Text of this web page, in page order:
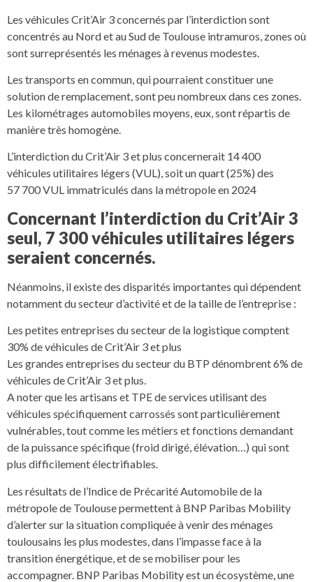
Les véhicules Crit’Air 3 concernés par l’interdiction sont
concentrés au Nord et au Sud de Toulouse intramuros, zones où
sont surreprésentés les ménages à revenus modestes.
Les transports en commun, qui pourraient constituer une
solution de remplacement, sont peu nombreux dans ces zones.
Les kilométrages automobiles moyens, eux, sont répartis de
manière très homogène.
L’interdiction du Crit’Air 3 et plus concernerait 14 400
véhicules utilitaires légers (VUL), soit un quart (25%) des
57 700 VUL immatriculés dans la métropole en 2024
Concernant l’interdiction du Crit’Air 3
seul, 7 300 véhicules utilitaires légers
seraient concernés.
Néanmoins, il existe des disparités importantes qui dépendent
notamment du secteur d’activité et de la taille de l’entreprise :
Les petites entreprises du secteur de la logistique comptent
30% de véhicules de Crit’Air 3 et plus
Les grandes entreprises du secteur du BTP dénombrent 6% de
véhicules de Crit’Air 3 et plus.
A noter que les artisans et TPE de services utilisant des
véhicules spécifiquement carrossés sont particulièrement
vulnérables, tout comme les métiers et fonctions demandant
de la puissance spécifique (froid dirigé, élévation…) qui sont
plus difficilement électrifiables.
Les résultats de l’Indice de Précarité Automobile de la
métropole de Toulouse permettent à BNP Paribas Mobility
d’alerter sur la situation compliquée à venir des ménages
toulousains les plus modestes, dans l’impasse face à la
transition énergétique, et de se mobiliser pour les
accompagner. BNP Paribas Mobility est un écosystème, une